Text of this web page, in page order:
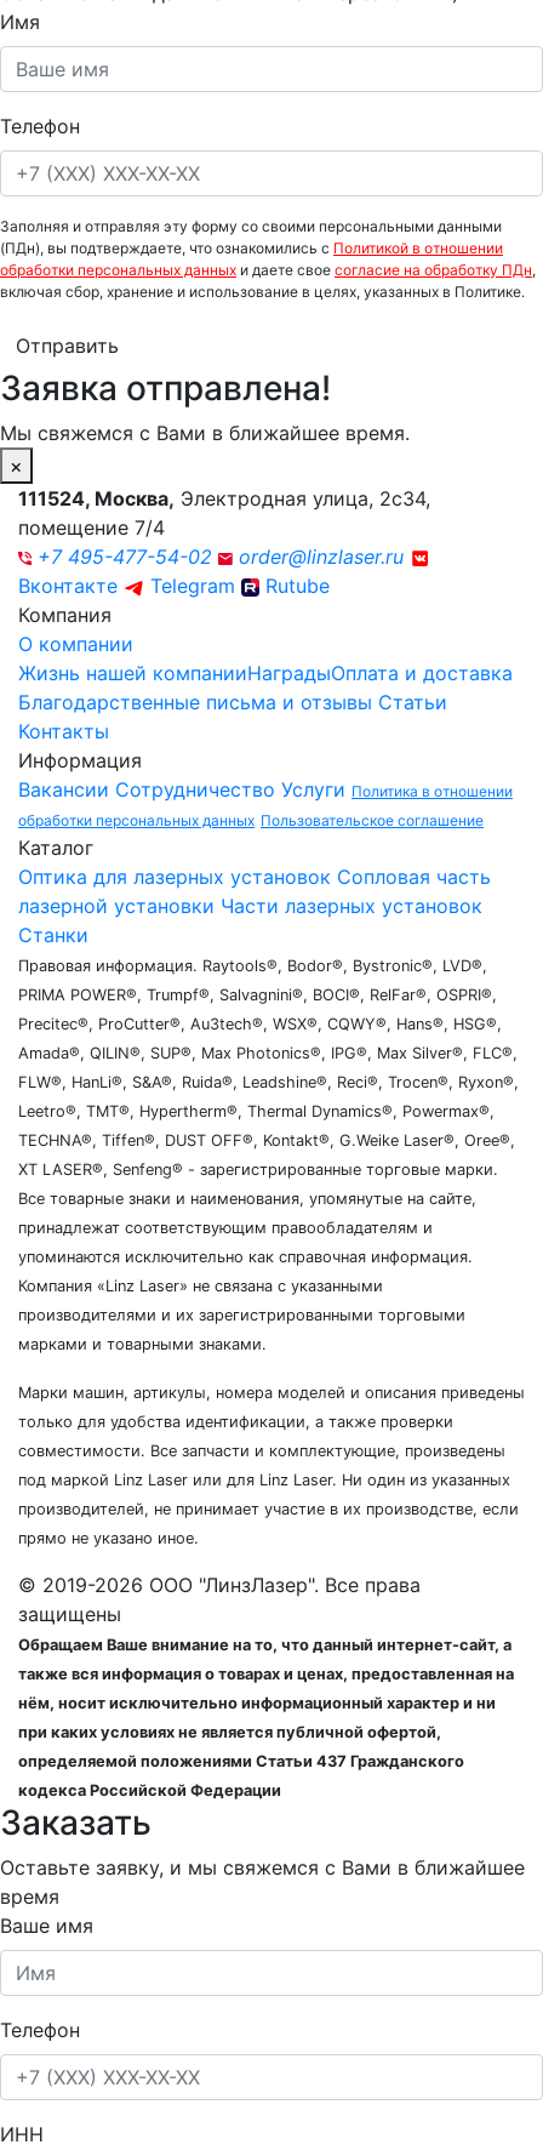
Имя
Телефон
Заполняя и отправляя эту форму со своими персональными данными
(ПДн), вы подтверждаете, что ознакомились с Политикой в отношении
обработки персональных данных и даете свое согласие на обработку ПДн,
включая сбор, хранение и использование в целях, указанных в Политике.
Отправить
Заявка отправлена!
Мы свяжемся с Вами в ближайшее время.
×
111524, Москва, Электродная улица, 2с34,
помещение 7/4
+7 495-477-54-02
order@linzlaser.ru
Вконтакте
Telegram
Rutube
Компания
О компании
Жизнь нашей компанииНаградыОплата и доставка
Благодарственные письма и отзывы Статьи
Контакты
Информация
Вакансии Сотрудничество Услуги Политика в отношении
обработки персональных данных Пользовательское соглашение
Каталог
Оптика для лазерных установок Сопловая часть
лазерной установки Части лазерных установок
Станки
Правовая информация. Raytools®, Bodor®, Bystronic®, LVD®,
PRIMA POWER®, Trumpf®, Salvagnini®, BOCI®, RelFar®, OSPRI®,
Precitec®, ProCutter®, Au3tech®, WSX®, CQWY®, Hans®, HSG®,
Amada®, QILIN®, SUP®, Max Photonics®, IPG®, Max Silver®, FLC®,
FLW®, HanLi®, S&A®, Ruida®, Leadshine®, Reci®, Trocen®, Ryxon®,
Leetro®, TMT®, Hypertherm®, Thermal Dynamics®, Powermax®,
TECHNA®, Tiffen®, DUST OFF®, Kontakt®, G.Weike Laser®, Oree®,
XT LASER®, Senfeng® - зарегистрированные торговые марки.
Все товарные знаки и наименования, упомянутые на сайте,
принадлежат соответствующим правообладателям и
упоминаются исключительно как справочная информация.
Компания «Linz Laser» не связана с указанными
производителями и их зарегистрированными торговыми
марками и товарными знаками.
Марки машин, артикулы, номера моделей и описания приведены
только для удобства идентификации, а также проверки
совместимости. Все запчасти и комплектующие, произведены
под маркой Linz Laser или для Linz Laser. Ни один из указанных
производителей, не принимает участие в их производстве, если
прямо не указано иное.
© 2019-2026 ООО "ЛинзЛазер". Все права
защищены
Обращаем Ваше внимание на то, что данный интернет-сайт, а
также вся информация о товарах и ценах, предоставленная на
нём, носит исключительно информационный характер и ни
при каких условиях не является публичной офертой,
определяемой положениями Статьи 437 Гражданского
кодекса Российской Федерации
Заказать
Оставьте заявку, и мы свяжемся с Вами в ближайшее
время
Ваше имя
Телефон
ИНН